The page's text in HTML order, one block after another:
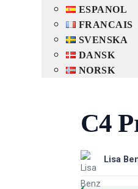
ESPANOL
FRANCAIS
SVENSKA
DANSK
NORSK
C4
Lisa